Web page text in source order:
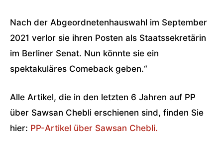
Nach der Abgeordnetenhauswahl im September
2021 verlor sie ihren Posten als Staatssekretärin
im Berliner Senat. Nun könnte sie ein
spektakuläres Comeback geben.“
Alle Artikel, die in den letzten 6 Jahren auf PP
über Sawsan Chebli erschienen sind, finden Sie
hier: PP-Artikel über Sawsan Chebli.